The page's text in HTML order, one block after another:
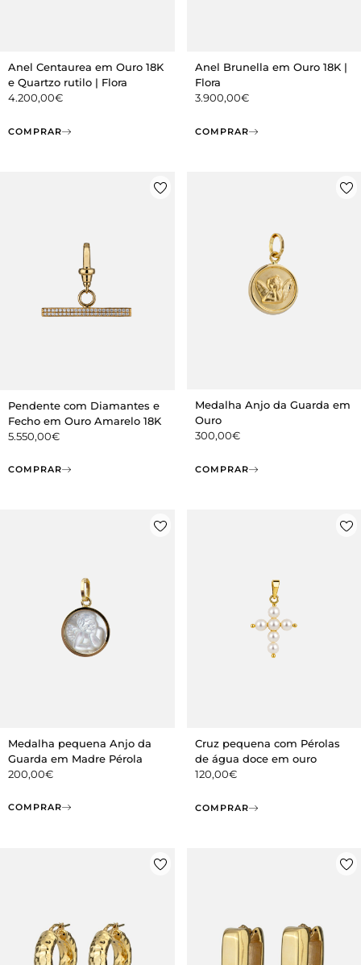
Anel Centaurea em Ouro 18K
e Quartzo rutilo | Flora
4.200,00€
COMPRAR
Anel Brunella em Ouro 18K |
Flora
3.900,00€
COMPRAR
Pendente com Diamantes e
Fecho em Ouro Amarelo 18K
5.550,00€
COMPRAR
Medalha Anjo da Guarda em
Ouro
300,00€
COMPRAR
Medalha pequena Anjo da
Guarda em Madre Pérola
200,00€
COMPRAR
Cruz pequena com Pérolas
de água doce em ouro
120,00€
COMPRAR